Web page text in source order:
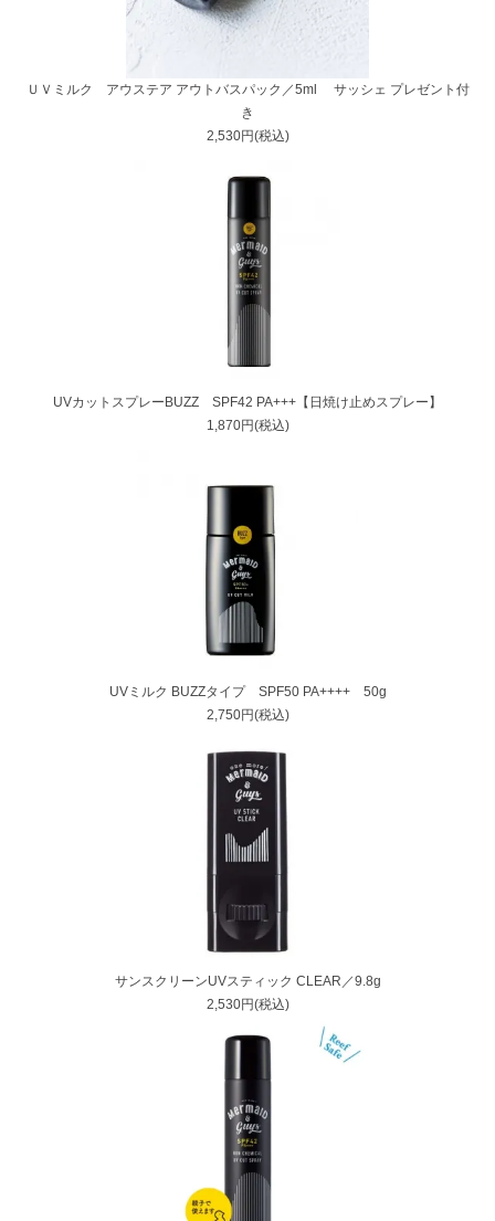
ＵＶミルク アウステア アウトバスパック／5ml サッシェ プレゼント付
き
2,530円(税込)
UVカットスプレーBUZZ SPF42 PA+++【日焼け止めスプレー】
1,870円(税込)
UVミルク BUZZタイプ SPF50 PA++++ 50g
2,750円(税込)
サンスクリーンUVスティック CLEAR／9.8g
2,530円(税込)